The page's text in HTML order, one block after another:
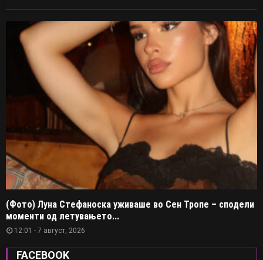
(Фото) Луна Стефаноска уживаше во Сен Тропе – сподели
моменти од летувањето...
12:01 - 7 август, 2026
FACEBOOK